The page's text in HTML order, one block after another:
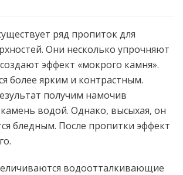
ряд пропиток для
Они несколько упрочняют
эффект «мокрого камня».
более ярким и контрастным.
получим намочив
водой. Однако, высыхая, он
бледным. После пропитки эффект
водоотталкивающие